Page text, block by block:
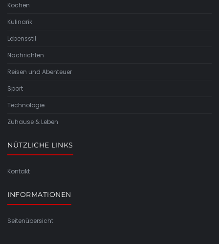
Kochen
Kulinarik
Lebensstil
Nachrichten
Reisen und Abenteuer
Sport
Technologie
Zuhause & Leben
NÜTZLICHE LINKS
Kontakt
INFORMATIONEN
Seitenübersicht